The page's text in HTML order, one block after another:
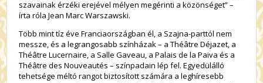
szavainak érzéki erejével mélyen megérinti a közönséget” –
írta róla Jean Marc Warszawski.
Több mint tíz éve Franciaországban él, a Szajna-parttól nem
messze, és a legrangosabb színházak – a Théâtre Déjazet, a
Théâtre Lucernaire, a Salle Gaveau, a Palais de la Paiva és a
Théâtre des Nouveautés – színpadain lép fel. Egyedülálló
tehetsége méltó rangot biztosított számára a leghíresebb